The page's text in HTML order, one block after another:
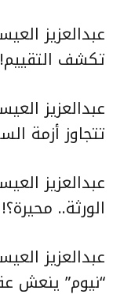
عبدالعزيز
تكشف التقييم!
عبدالعزيز
تتجاوز أزمة
عبدالعزيز
الورثة.. محيرة؟
عبدالعزيز
“نيوم” ينعش